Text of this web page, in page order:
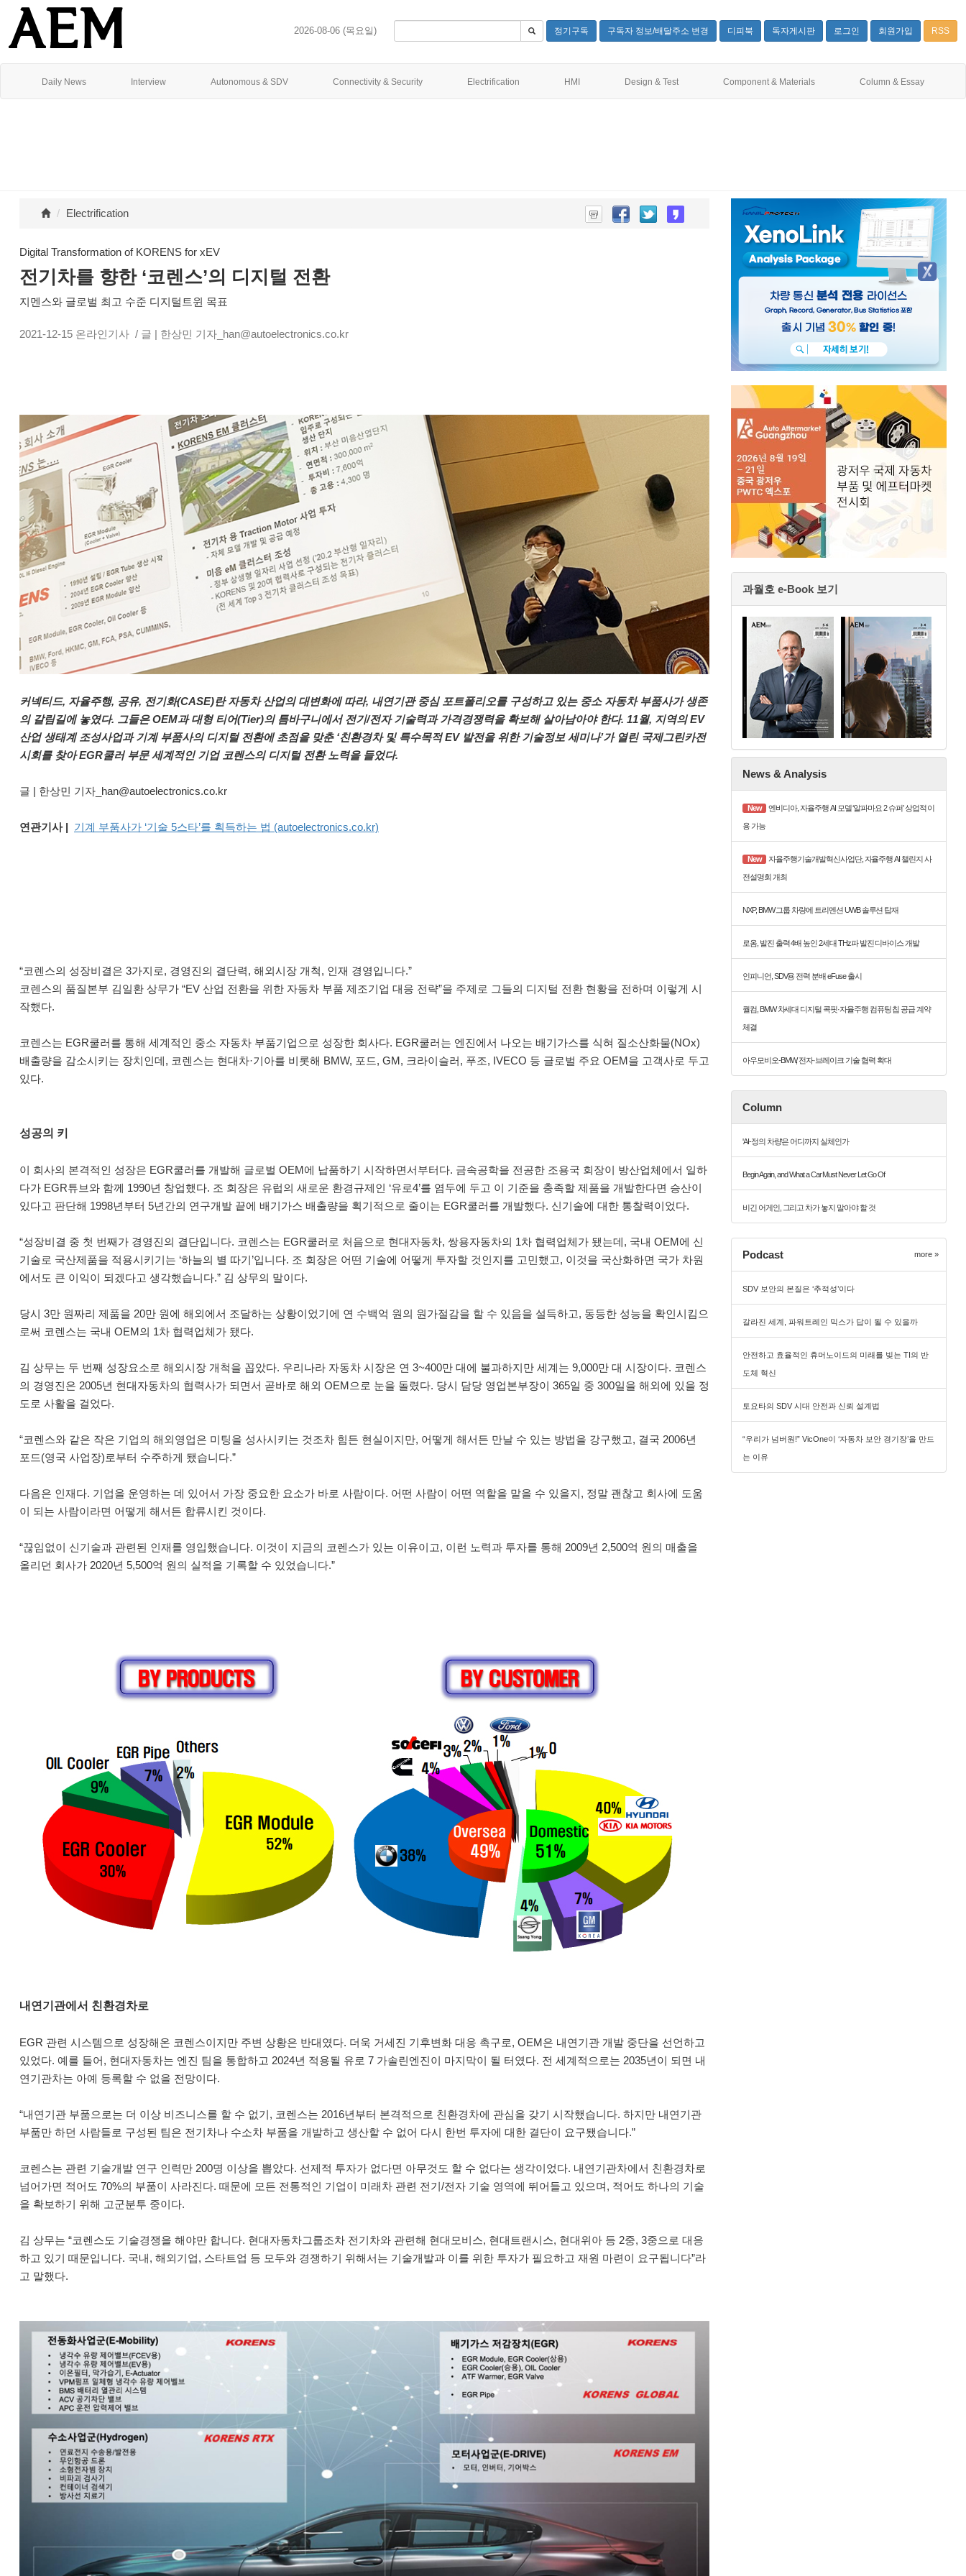
2026-08-06 (목요일) 정기구독 구독자 정보/배달주소 변경 디피북 독자게시판 로그인 회원가입 RSS
Daily News Interview Autonomous & SDV Connectivity & Security Electrification HMI Design & Test Component & Materials Column & Essay
Electrification
Digital Transformation of KORENS for xEV
전기차를 향한 ‘코렌스’의 디지털 전환
지멘스와 글로벌 최고 수준 디지털트윈 목표
2021-12-15 온라인기사 / 글 | 한상민 기자_han@autoelectronics.co.kr
커넥티드, 자율주행, 공유, 전기화(CASE)란 자동차 산업의 대변화에 따라, 내연기관 중심 포트폴리오를 구성하고 있는 중소 자동차 부품사가 생존
의 갈림길에 놓였다. 그들은 OEM과 대형 티어(Tier)의 틈바구니에서 전기/전자 기술력과 가격경쟁력을 확보해 살아남아야 한다. 11월, 지역의 EV
산업 생태계 조성사업과 기계 부품사의 디지털 전환에 초점을 맞춘 ‘친환경차 및 특수목적 EV 발전을 위한 기술정보 세미나’가 열린 국제그린카전
시회를 찾아 EGR쿨러 부문 세계적인 기업 코렌스의 디지털 전환 노력을 들었다.
글 | 한상민 기자_han@autoelectronics.co.kr
연관기사 | 기계 부품사가 ‘기술 5스타’를 획득하는 법 (autoelectronics.co.kr)
“코렌스의 성장비결은 3가지로, 경영진의 결단력, 해외시장 개척, 인재 경영입니다.”
코렌스의 품질본부 김일환 상무가 “EV 산업 전환을 위한 자동차 부품 제조기업 대응 전략”을 주제로 그들의 디지털 전환 현황을 전하며 이렇게 시
작했다.
코렌스는 EGR쿨러를 통해 세계적인 중소 자동차 부품기업으로 성장한 회사다. EGR쿨러는 엔진에서 나오는 배기가스를 식혀 질소산화물(NOx)
배출량을 감소시키는 장치인데, 코렌스는 현대차·기아를 비롯해 BMW, 포드, GM, 크라이슬러, 푸조, IVECO 등 글로벌 주요 OEM을 고객사로 두고
있다.
성공의 키
이 회사의 본격적인 성장은 EGR쿨러를 개발해 글로벌 OEM에 납품하기 시작하면서부터다. 금속공학을 전공한 조용국 회장이 방산업체에서 일하
다가 EGR튜브와 함께 1990년 창업했다. 조 회장은 유럽의 새로운 환경규제인 ‘유로4’를 염두에 두고 이 기준을 충족할 제품을 개발한다면 승산이
있다고 판단해 1998년부터 5년간의 연구개발 끝에 배기가스 배출량을 획기적으로 줄이는 EGR쿨러를 개발했다. 신기술에 대한 통찰력이었다.
“성장비결 중 첫 번째가 경영진의 결단입니다. 코렌스는 EGR쿨러로 처음으로 현대자동차, 쌍용자동차의 1차 협력업체가 됐는데, 국내 OEM에 신
기술로 국산제품을 적용시키기는 ‘하늘의 별 따기’입니다. 조 회장은 어떤 기술에 어떻게 투자할 것인지를 고민했고, 이것을 국산화하면 국가 차원
에서도 큰 이익이 되겠다고 생각했습니다.” 김 상무의 말이다.
당시 3만 원짜리 제품을 20만 원에 해외에서 조달하는 상황이었기에 연 수백억 원의 원가절감을 할 수 있음을 설득하고, 동등한 성능을 확인시킴으
로써 코렌스는 국내 OEM의 1차 협력업체가 됐다.
김 상무는 두 번째 성장요소로 해외시장 개척을 꼽았다. 우리나라 자동차 시장은 연 3~400만 대에 불과하지만 세계는 9,000만 대 시장이다. 코렌스
의 경영진은 2005년 현대자동차의 협력사가 되면서 곧바로 해외 OEM으로 눈을 돌렸다. 당시 담당 영업본부장이 365일 중 300일을 해외에 있을 정
도로 사활을 걸었다.
“코렌스와 같은 작은 기업의 해외영업은 미팅을 성사시키는 것조차 힘든 현실이지만, 어떻게 해서든 만날 수 있는 방법을 강구했고, 결국 2006년
포드(영국 사업장)로부터 수주하게 됐습니다.”
다음은 인재다. 기업을 운영하는 데 있어서 가장 중요한 요소가 바로 사람이다. 어떤 사람이 어떤 역할을 맡을 수 있을지, 정말 괜찮고 회사에 도움
이 되는 사람이라면 어떻게 해서든 합류시킨 것이다.
“끊임없이 신기술과 관련된 인재를 영입했습니다. 이것이 지금의 코렌스가 있는 이유이고, 이런 노력과 투자를 통해 2009년 2,500억 원의 매출을
올리던 회사가 2020년 5,500억 원의 실적을 기록할 수 있었습니다.”
내연기관에서 친환경차로
EGR 관련 시스템으로 성장해온 코렌스이지만 주변 상황은 반대였다. 더욱 거세진 기후변화 대응 촉구로, OEM은 내연기관 개발 중단을 선언하고
있었다. 예를 들어, 현대자동차는 엔진 팀을 통합하고 2024년 적용될 유로 7 가솔린엔진이 마지막이 될 터였다. 전 세계적으로는 2035년이 되면 내
연기관차는 아예 등록할 수 없을 전망이다.
“내연기관 부품으로는 더 이상 비즈니스를 할 수 없기, 코렌스는 2016년부터 본격적으로 친환경차에 관심을 갖기 시작했습니다. 하지만 내연기관
부품만 하던 사람들로 구성된 팀은 전기차나 수소차 부품을 개발하고 생산할 수 없어 다시 한번 투자에 대한 결단이 요구됐습니다.”
코렌스는 관련 기술개발 연구 인력만 200명 이상을 뽑았다. 선제적 투자가 없다면 아무것도 할 수 없다는 생각이었다. 내연기관차에서 친환경차로
넘어가면 적어도 70%의 부품이 사라진다. 때문에 모든 전통적인 기업이 미래차 관련 전기/전자 기술 영역에 뛰어들고 있으며, 적어도 하나의 기술
을 확보하기 위해 고군분투 중이다.
김 상무는 “코렌스도 기술경쟁을 해야만 합니다. 현대자동차그룹조차 전기차와 관련해 현대모비스, 현대트랜시스, 현대위아 등 2중, 3중으로 대응
하고 있기 때문입니다. 국내, 해외기업, 스타트업 등 모두와 경쟁하기 위해서는 기술개발과 이를 위한 투자가 필요하고 재원 마련이 요구됩니다”라
고 말했다.
과월호 e-Book 보기
News & Analysis
New 엔비디아, 자율주행 AI 모델 ‘알파마요 2 슈퍼’ 상업적 이
용 가능
New 자율주행기술개발혁신사업단, 자율주행 AI 챌린지 사
전설명회 개최
NXP, BMW 그룹 차량에 트리멘션 UWB 솔루션 탑재
로옴, 발진 출력 4배 높인 2세대 THz파 발진 디바이스 개발
인피니언, SDV용 전력 분배 eFuse 출시
퀄컴, BMW 차세대 디지털 콕핏·자율주행 컴퓨팅 칩 공급 계약
체결
아우모비오-BMW, 전자·브레이크 기술 협력 확대
Column
'AI-정의 차량'은 어디까지 실체인가
Begin Again, and What a Car Must Never Let Go Of
비긴 어게인, 그리고 차가 놓지 말아야 할 것
Podcast more »
SDV 보안의 본질은 ‘추적성’이다
갈라진 세계, 파워트레인 믹스가 답이 될 수 있을까
안전하고 효율적인 휴머노이드의 미래를 빚는 TI의 반
도체 혁신
토요타의 SDV 시대 안전과 신뢰 설계법
“우리가 넘버원!” VicOne이 ‘자동차 보안 경기장’을 만드
는 이유